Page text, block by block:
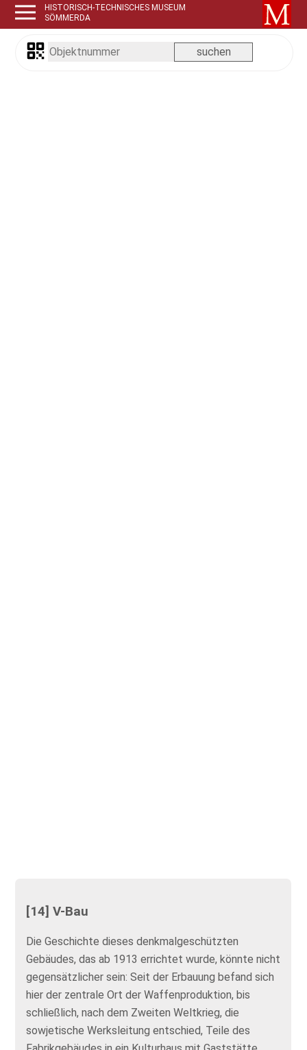
HISTORISCH-TECHNISCHES MUSEUM
SÖMMERDA
[14] V-Bau
Die Geschichte dieses denkmalgeschützten
Gebäudes, das ab 1913 errichtet wurde, könnte nicht
gegensätzlicher sein: Seit der Erbauung befand sich
hier der zentrale Ort der Waffenproduktion, bis
schließlich, nach dem Zweiten Weltkrieg, die
sowjetische Werksleitung entschied, Teile des